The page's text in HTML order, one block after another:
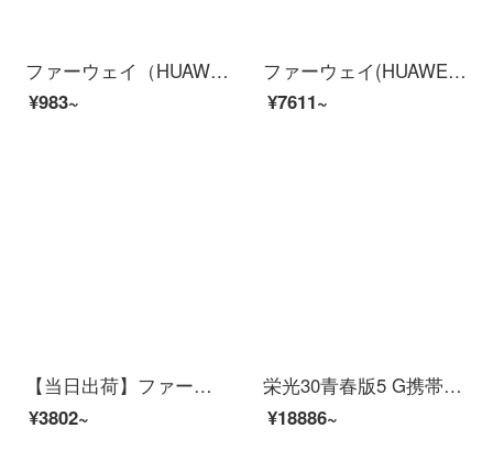
ファーウェイ（HUAWEI）ファーウェイのブレスレット4 eバスケットボールの精霊のインテリジェントハンドリングの走り方を監視します。50メートル防水で、14日間の航続睡眠の監視を行います。
¥983~
ファーウェイ(HUAWEI)SoundインテリジェントスピーカーHi-RES無傷音質帝瓦雷四ラッパファーウェイ共有音ファーウェイHUAWEI Sound黒
¥7611~
【当日出荷】ファーウェイヘッドホンfreebuds 4 i真無線スポーツブルートゥースイヤホン3両耳ステレオ半耳通話ノイズ低減pro FreeBus 4 iセラミックホワイト
¥3802~
栄光30青春版5 G携帯電話のオズの魔法使い全ネット通（8 GB+128 GB）
¥18886~